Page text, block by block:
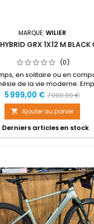
MARQUE: WILIER
GRX 1X12 M BLACK
(0)
en solitaire ou en
de la vie moderne.
Écouter le rythme de son
s’en fait sentir, dormir et
importe l’endroit.L’Adlar
naturel de notre plate-
consacrée à...
Prix
5 999,00 € Prix
base
7 000,00 €
 Ajouter au panier
Derniers articles en stock